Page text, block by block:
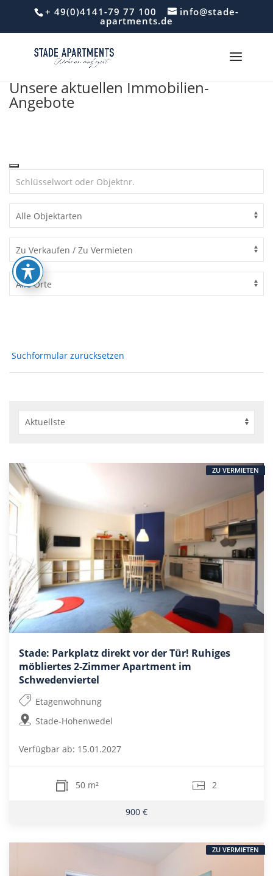
+ 49(0)4141-79 77 100 info@stade-
apartments.de
Unsere aktuellen Immobilien-
Angebote
Suchformular zurücksetzen
Stade: Parkplatz direkt vor der Tür! Ruhiges
möbliertes 2-Zimmer Apartment im
Schwedenviertel
Etagenwohnung
Stade-Hohenwedel
Verfügbar ab: 15.01.2027
50 m² 2
900 €
ZU VERMIETEN
ZU VERMIETEN